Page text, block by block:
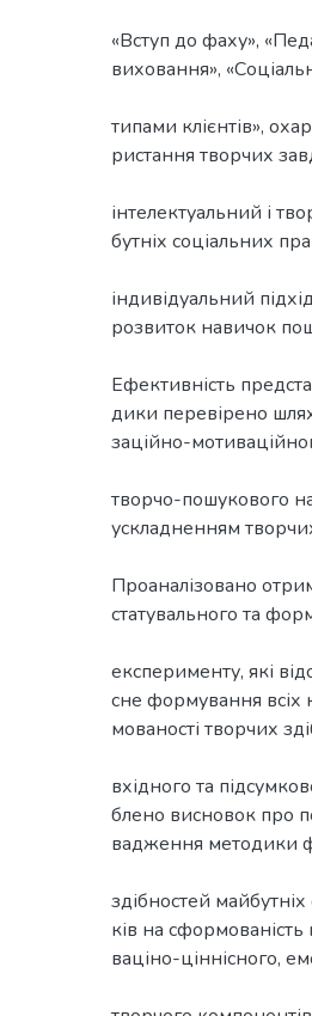
«Вступ до фаху»,
виховання»,
типами клієнтів»,
ристання творчих
інтелектуальний і
бутніх соціальних
індивідуальний
розвиток навичок
Ефективність
дики перевірено
заційно-
творчо-пошукового
ускладненням
Проаналізовано
статувального та
експерименту, які
сне формування всіх
мованості творчих
вхідного та
блено висновок про
вадження методики
здібностей
ків на
ваціно-ціннісного,